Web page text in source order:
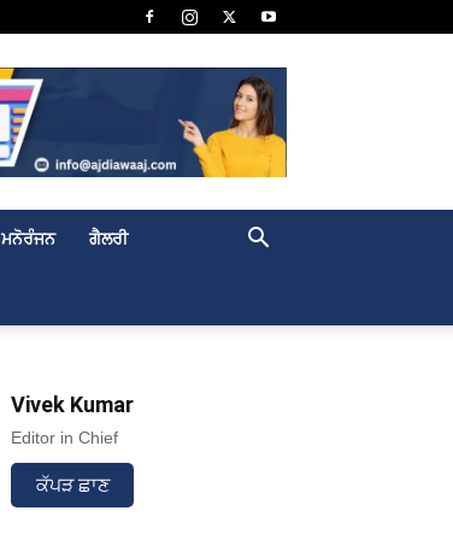
ਮਨੋਰੰਜਨ ਗੈਲਰੀ
Vivek Kumar
Editor in Chief
ਕੱਪੜ ਛਾਣ